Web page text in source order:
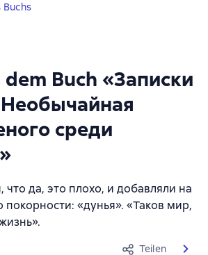
Buch «Записки
среди
что да, это плохо, и добавляли на
покорности: «дунья». «Таков мир,
Teilen
Buchs